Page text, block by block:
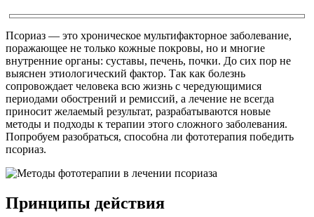
Псориаз — это хроническое мультифакторное заболевание,
поражающее не только кожные покровы, но и многие
внутренние органы: суставы, печень, почки. До сих пор не
выяснен этиологический фактор. Так как болезнь
сопровождает человека всю жизнь с чередующимися
периодами обострений и ремиссий, а лечение не всегда
приносит желаемый результат, разрабатываются новые
методы и подходы к терапии этого сложного заболевания.
Попробуем разобраться, способна ли фототерапия победить
псориаз.
Принципы действия